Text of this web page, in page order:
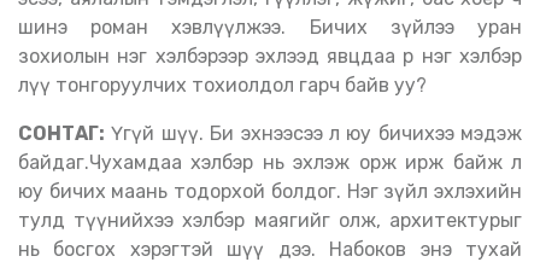
шинэ роман хэвлүүлжээ. Бичих зүйлээ уран
зохиолын нэг хэлбэрээр эхлээд явцдаа өөр нэг хэлбэр
лүү тонгоруулчих тохиолдол гарч байв уу?
СОНТАГ: Үгүй шүү. Би эхнээсээ л юу бичихээ мэдэж
байдаг.Чухамдаа хэлбэр нь эхлэж орж ирж байж л
юу бичих маань тодорхой болдог. Нэг зүйл эхлэхийн
тулд түүнийхээ хэлбэр маягийг олж, архитектурыг
нь босгох хэрэгтэй шүү дээ. Набоков энэ тухай